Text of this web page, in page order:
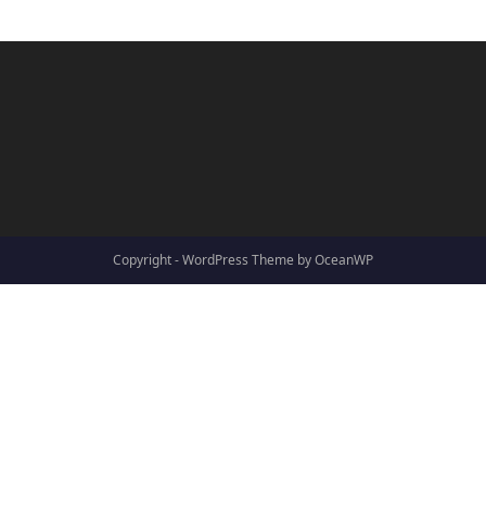
Copyright - WordPress Theme by OceanWP